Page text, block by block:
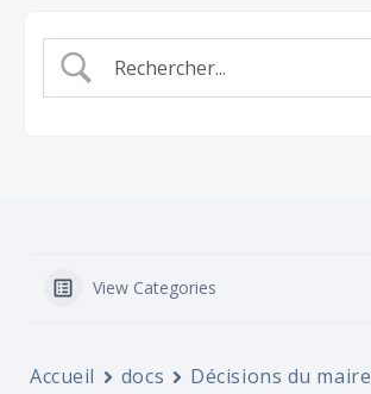
View Categories
Accueil docs
Décisions du maire